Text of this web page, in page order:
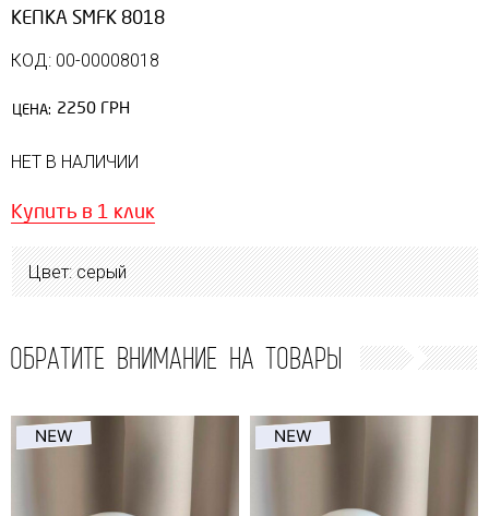
КЕПКА SMFK 8018
КОД: 00-00008018
ЦЕНА: 2250 ГРН
НЕТ В НАЛИЧИИ
Купить в 1 клик
Цвет: серый
ОБРАТИТЕ ВНИМАНИЕ НА ТОВАРЫ